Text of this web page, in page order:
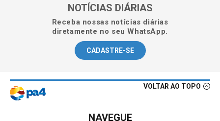
NOTÍCIAS DIÁRIAS
Receba nossas notícias diárias
diretamente no seu WhatsApp.
CADASTRE-SE
VOLTAR AO TOPO
NAVEGUE